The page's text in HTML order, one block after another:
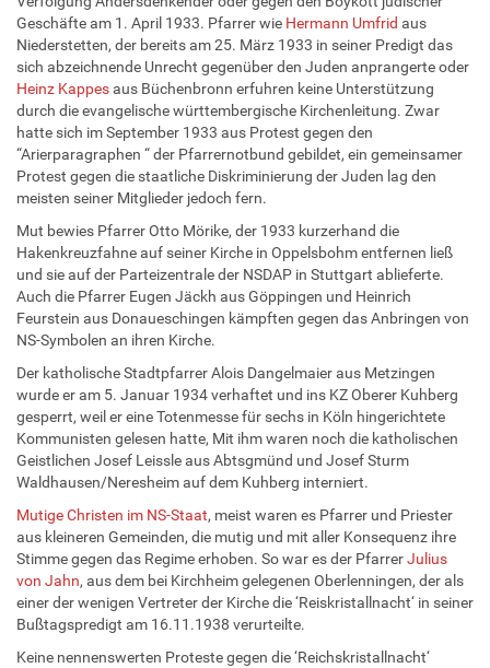
Geschäfte am 1. April 1933. Pfarrer wie Hermann Umfrid aus
Niederstetten, der bereits am 25. März 1933 in seiner Predigt das
sich abzeichnende Unrecht gegenüber den Juden anprangerte oder
Heinz Kappesaus Büchenbronn erfuhren keine Unterstützung
durch die evangelische württembergische Kirchenleitung. Zwar
hatte sich im September 1933 aus Protest gegen den
“Arierparagraphen “ der Pfarrernotbund gebildet, ein gemeinsamer
Protest gegen die staatliche Diskriminierung der Juden lag den
meisten seiner Mitglieder jedoch fern.
Mut bewies Pfarrer Otto Mörike, der 1933 kurzerhand die
Hakenkreuzfahne auf seiner Kirche in Oppelsbohm entfernen ließ
und sie auf der Parteizentrale der NSDAP in Stuttgart ablieferte.
Auch die Pfarrer Eugen Jäckh aus Göppingen und Heinrich
Feurstein aus Donaueschingen kämpften gegen das Anbringen von
NS-Symbolen an ihren Kirche.
Der katholische Stadtpfarrer Alois Dangelmaier aus Metzingen
wurde er am 5. Januar 1934 verhaftet und ins KZ Oberer Kuhberg
gesperrt, weil er eine Totenmesse für sechs in Köln hingerichtete
Kommunisten gelesen hatte, Mit ihm waren noch die katholischen
Geistlichen Josef Leissle aus Abtsgmünd und Josef Sturm
Waldhausen/Neresheim auf dem Kuhberg interniert.
Mutige Christen im NS-Staat, meist waren es Pfarrer und Priester
aus kleineren Gemeinden, die mutig und mit aller Konsequenz ihre
Stimme gegen das Regime erhoben. So war es der PfarrerJulius
von Jahn, aus dem bei Kirchheim gelegenen Oberlenningen, der als
einer der wenigen Vertreter der Kirche die ‘Reiskristallnacht‘ in seiner
Bußtagspredigt am 16.11.1938 verurteilte.
Keine nennenswerten Proteste gegen die ‘Reichskristallnacht‘